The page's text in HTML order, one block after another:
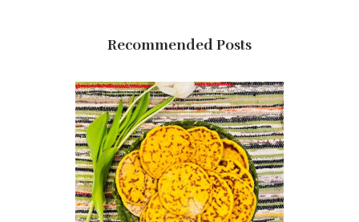
Recommended Posts